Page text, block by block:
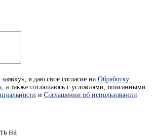
я даю свое согласие на Обработку
, а также соглашаюсь с условиями, описанными
и Соглашении об использовании
на